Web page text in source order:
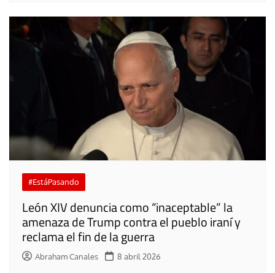
#EstáPasando
León XIV denuncia como “inaceptable” la
amenaza de Trump contra el pueblo iraní y
reclama el fin de la guerra
Abraham Canales 8 abril 2026